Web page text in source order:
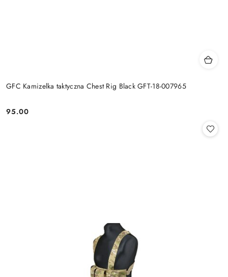
GFC Kamizelka taktyczna Chest Rig Black GFT-18-007965
Cena:
95.00